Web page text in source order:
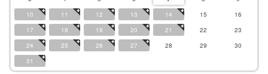
10
11 12 13 14 15
16
17
18 19 20 21 22
23
24
25 26 27 28 29
30
31